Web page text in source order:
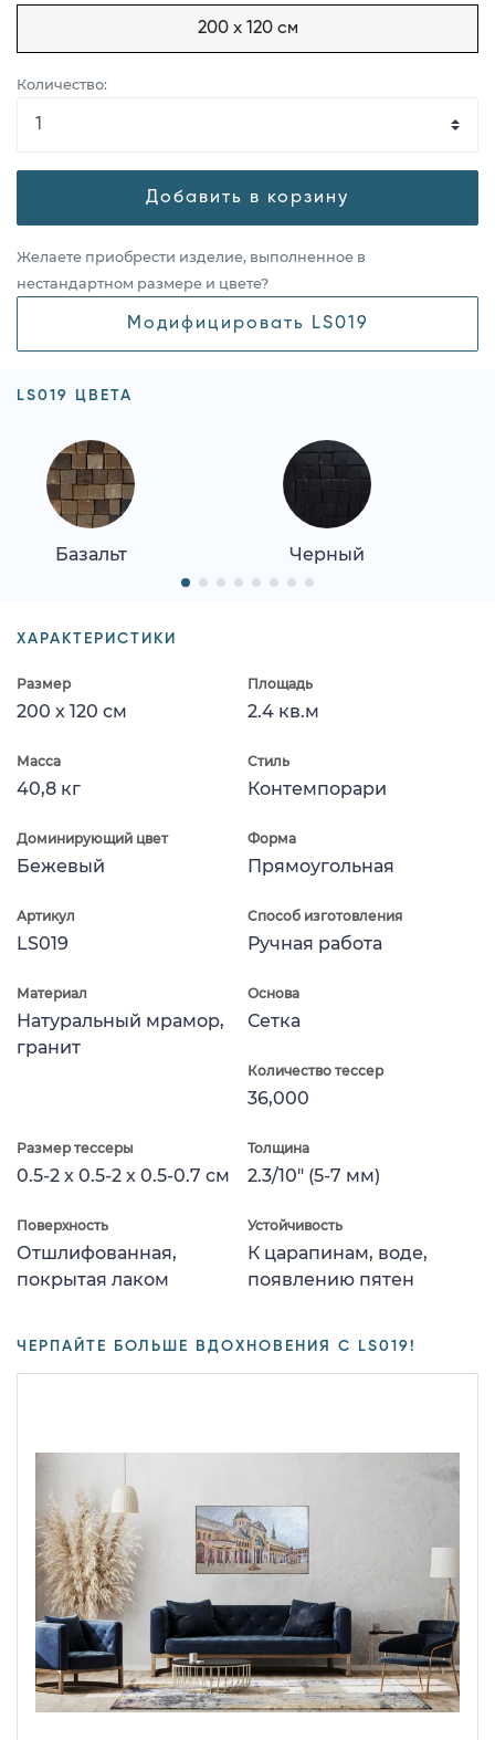
200 x 120 см
Количество:
Добавить в корзину
Желаете приобрести изделие, выполненное в
нестандартном размере и цвете?
Модифицировать LS019
LS019 ЦВЕТА
Базальт Черный
ХАРАКТЕРИСТИКИ
Размер
200 x 120 см
Площадь
2.4 кв.м
Масса
40,8 кг
Стиль
Контемпорари
Доминирующий цвет
Бежевый
Форма
Прямоугольная
Артикул
LS019
Способ изготовления
Ручная работа
Материал
Натуральный мрамор,
гранит
Основа
Сетка
Количество тессер
36,000
Размер тессеры
0.5-2 x 0.5-2 x 0.5-0.7 см
Толщина
2.3/10" (5-7 мм)
Поверхность
Отшлифованная,
покрытая лаком
Устойчивость
К царапинам, воде,
появлению пятен
ЧЕРПАЙТЕ БОЛЬШЕ ВДОХНОВЕНИЯ С LS019!